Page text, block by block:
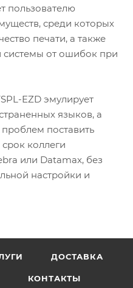
пользователю
среди которых
печати, а также
от ошибок при
EZD эмулирует
языков, а
поставить
коллеги
или Datamax, без
настройки и
ДОСТАВКА
КОНТАКТЫ